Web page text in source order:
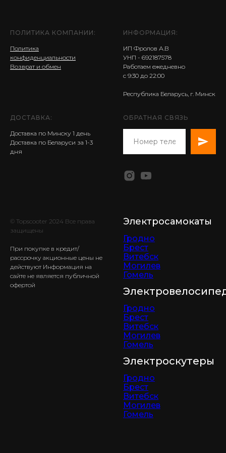
ПОЛИТИКА КОМПАНИИ:
Политика
конфиденциальности
Возврат и обмен
ИНФОРМАЦИЯ:
ИП Фролов А.В
УНП - 692187578
Работаем ежедневно
с 9:30 до 22:00
Республика Беларусь, г. Минск
ДОСТАВКА:
Доставка по Минску 1 день
Доставка по Беларуси за 1-3
дня
ОБРАТНАЯ СВЯЗЬ
© Topscooter 2024 Все права
защищены
При покупке в кредит/
рассрочку акционные цены не
действуют Информация на
сайте не является публичной
офертой
Электросамокаты
Гродно
Брест
Витебск
Могилев
Гомель
Гродно
Брест
Витебск
Могилев
Гомель
Электроскутеры
Гродно
Брест
Витебск
Могилев
Гомель